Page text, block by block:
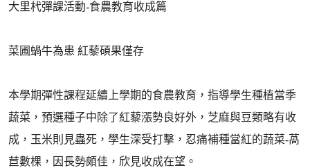
大里杙彈課活動-食農教育收成篇
菜圃蝸牛為患 紅藜碩果僅存
本學期彈性課程延續上學期的食農教育，指導學生種植當季
蔬菜，預選種子中除了紅藜漲勢良好外，芝麻與豆類略有收
成，玉米則見蟲死，學生深受打擊，忍痛補種當紅的蔬菜-萵
苣數棵，因長勢頗佳，欣見收成在望。